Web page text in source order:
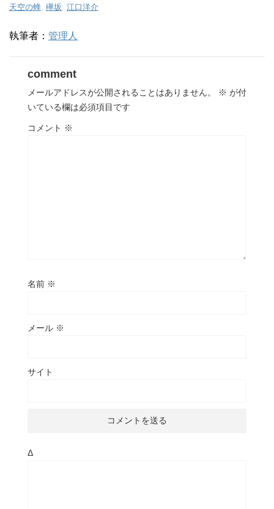
天空の蜂 欅坂 江口洋介
執筆者： 管理人
comment
メールアドレスが公開されることはありません。 ※ が付
いている欄は必須項目です
コメント ※
名前 ※
メール ※
サイト
Δ